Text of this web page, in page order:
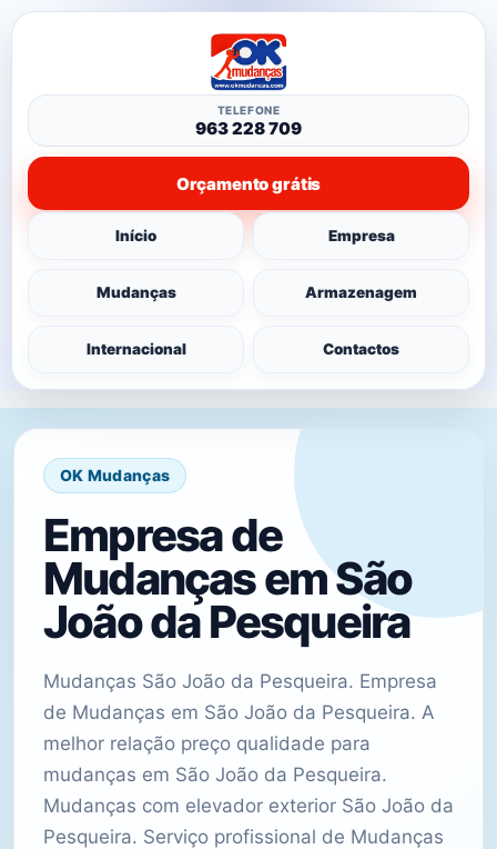
Início Empresa
Mudanças Armazenagem
Internacional Contactos
TELEFONE
963 228 709
Orçamento grátis
OK Mudanças
Empresa de
Mudanças em São
João da Pesqueira
Mudanças São João da Pesqueira. Empresa
de Mudanças em São João da Pesqueira. A
melhor relação preço qualidade para
mudanças em São João da Pesqueira.
Mudanças com elevador exterior São João da
Pesqueira. Serviço profissional de Mudanças